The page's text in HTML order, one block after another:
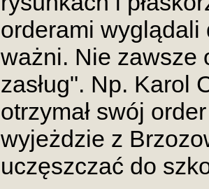
orderami
ważni. Nie zawsze
zasług". Np. Karol
otrzymał swój
wyjeżdzie z
uczęszczać do